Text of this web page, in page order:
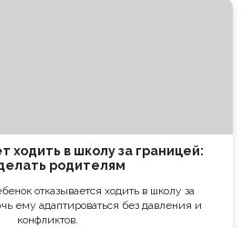
ходить в школу за границей:
родителям
отказывается ходить в школу за
ему адаптироваться без давления и
конфликтов.